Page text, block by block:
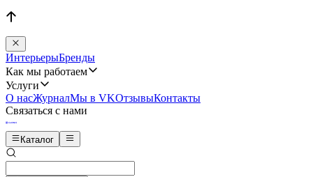
ИнтерьерыБренды
Как мы работаем
Услуги
О насЖурналМы в VKОтзывыКонтакты
Связаться с нами
Каталог